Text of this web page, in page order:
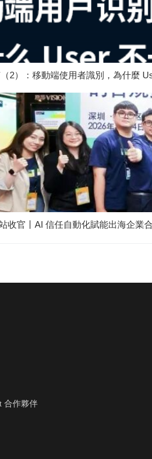
2）：移動端使用者識別，為什麼
收官丨AI 信任自動化賦能出海企業
合作夥伴